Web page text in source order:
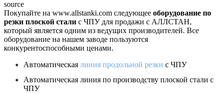
source
Покупайте на www.allstanki.com следующее оборудование по
резки плоской стали с ЧПУ для продажи с АЛЛСТАН,
который является одним из ведущих производителей. Все
оборудование на нашем заводе пользуются
конкурентоспособными ценами.
Автоматическая линия продольной резки с ЧПУ
Автоматическая линия по производству плоской стали с
ЧПУ